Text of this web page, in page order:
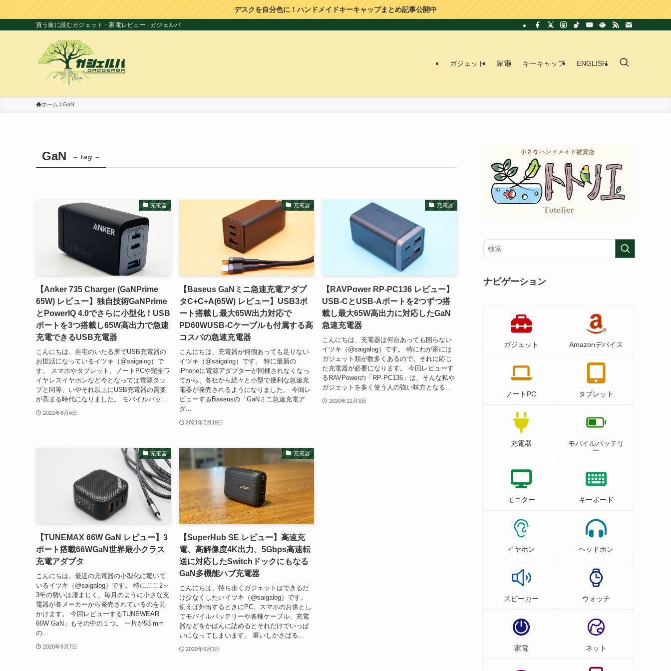
デスクを自分色に！ハンドメイドキーキャップまとめ記事公開中
買う前に読むガジェット・家電レビュー | ガジェルバ
ガジェット 家電 キーキャップ ENGLISH
ホーム GaN
GaN – tag –
充電器
【Anker 735 Charger (GaNPrime
65W) レビュー】独自技術GaNPrime
とPowerIQ 4.0でさらに小型化！USB
ポートを3つ搭載し65W高出力で急速
充電できるUSB充電器
こんにちは、自宅のいたる所でUSB充電器の
お世話になっているイツキ（@saigalog）で
す。 スマホやタブレット、ノートPCや完全ワ
イヤレスイヤホンなど今となっては電源タッ
プと同等、いやそれ以上にUSB充電器の需要
が高まる時代になりました。 モバイルバッ...
2022年8月4日
充電器
【Baseus GaNミニ急速充電アダプ
タC+C+A(65W) レビュー】USB3ポ
ート搭載し最大65W出力対応で
PD60WUSB-Cケーブルも付属する高
コスパの急速充電器
こんにちは、充電器が何個あっても足りない
イツキ（@saigalog）です。 特に最新の
iPhoneに電源アダプターが同梱されなくなっ
てから、各社から続々と小型で便利な急速充
電器が発売されるようになりました。 今回レ
ビューするBaseusの「GaNミニ急速充電ア
ダ...
2021年2月19日
充電器
【RAVPower RP-PC136 レビュー】
USB-CとUSB-Aポートを2つずつ搭
載し最大65W高出力に対応したGaN
急速充電器
こんにちは、充電器は何台あっても困らない
イツキ（@saigalog）です。 特にわが家には
ガジェット類が数多くあるので、それに応じ
た充電器が必要になります。 今回レビューす
るRAVPowerの「RP-PC136」は、そんな私や
ガジェットを多く使う人の強い味方となる...
2020年12月3日
充電器
【TUNEMAX 66W GaN レビュー】3
ポート搭載66WGaN世界最小クラス
充電アダプタ
こんにちは、最近の充電器の小型化に驚いて
いるイツキ（@saigalog）です。 特にここ2～
3年の勢いは凄まじく、毎月のように小さな充
電器が各メーカーから発売されているのを見
かけます。 今回レビューするTUNEWEAR
66W GaN」もその中の１つ。 一片が53 mm
の...
2020年9月7日
充電器
【SuperHub SE レビュー】高速充
電、高解像度4K出力、5Gbps高速転
送に対応したSwitchドックにもなる
GaN多機能ハブ充電器
こんにちは、持ち歩くガジェットはできるだ
け少なくしたいイツキ（@saigalog）です。
例えば外出するときにPC、スマホのお供とし
てモバイルバッテリーや各種ケーブル、充電
器などをかばんに詰めるとそれだけでいっぱ
いになってしまいます。 重いしかさばる...
2020年6月3日
ナビゲーション
ガジェット Amazonデバイス
ノートPC タブレット
充電器
モバイルバッテリ
ー
モニター キーボード
イヤホン ヘッドホン
スピーカー ウォッチ
家電 ネット